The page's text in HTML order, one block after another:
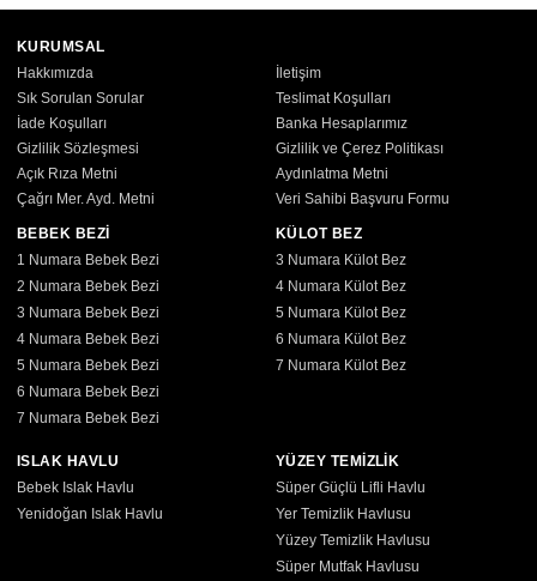
KURUMSAL
Hakkımızda
İletişim
Sık Sorulan Sorular
Teslimat Koşulları
İade Koşulları
Banka Hesaplarımız
Gizlilik Sözleşmesi
Gizlilik ve Çerez Politikası
Açık Rıza Metni
Aydınlatma Metni
Çağrı Mer. Ayd. Metni
Veri Sahibi Başvuru Formu
BEBEK BEZİ
1 Numara Bebek Bezi
2 Numara Bebek Bezi
3 Numara Bebek Bezi
4 Numara Bebek Bezi
5 Numara Bebek Bezi
6 Numara Bebek Bezi
7 Numara Bebek Bezi
KÜLOT BEZ
3 Numara Külot Bez
4 Numara Külot Bez
5 Numara Külot Bez
6 Numara Külot Bez
7 Numara Külot Bez
ISLAK HAVLU
Bebek Islak Havlu
Yenidoğan Islak Havlu
YÜZEY TEMİZLİK
Süper Güçlü Lifli Havlu
Yer Temizlik Havlusu
Yüzey Temizlik Havlusu
Süper Mutfak Havlusu